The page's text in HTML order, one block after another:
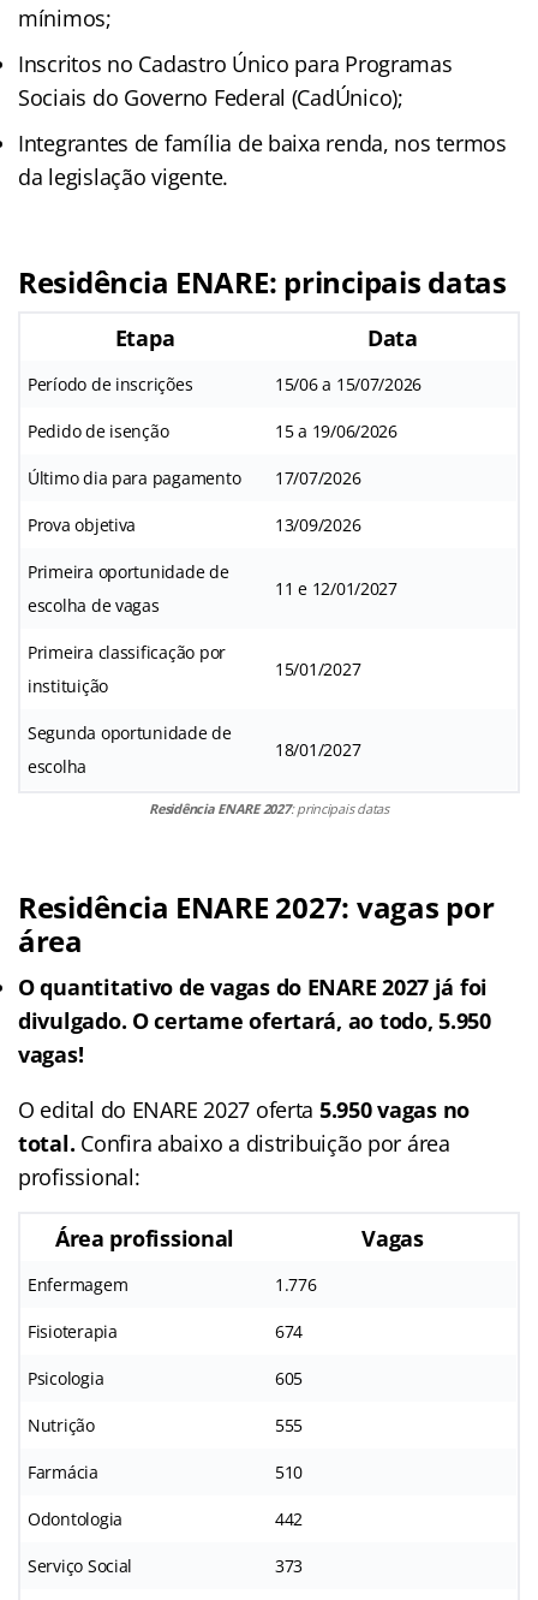
mínimos;
Inscritos no Cadastro Único para Programas
Sociais do Governo Federal (CadÚnico);
Integrantes de família de baixa renda, nos termos
da legislação vigente.
Residência ENARE: principais datas
Etapa Data
Período de inscrições 15/06 a 15/07/2026
Pedido de isenção 15 a 19/06/2026
Último dia para pagamento 17/07/2026
Prova objetiva 13/09/2026
Primeira oportunidade de
escolha de vagas
11 e 12/01/2027
Primeira classificação por
instituição
15/01/2027
Segunda oportunidade de
escolha
18/01/2027
Residência ENARE 2027: principais datas
Residência ENARE 2027: vagas por
área
O quantitativo de vagas do ENARE 2027 já foi
divulgado. O certame ofertará, ao todo,5.950
vagas!
O edital do ENARE 2027 oferta 5.950 vagas no
total. Confira abaixo a distribuição por área
profissional:
Área profissional Vagas
Enfermagem 1.776
Fisioterapia 674
Psicologia 605
Nutrição 555
Farmácia 510
Odontologia 442
Serviço Social 373